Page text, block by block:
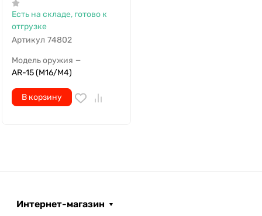
Есть на складе, готово к
отгрузке
Артикул 74802
Модель оружия —
AR-15 (M16/M4)
В корзину
Интернет-магазин